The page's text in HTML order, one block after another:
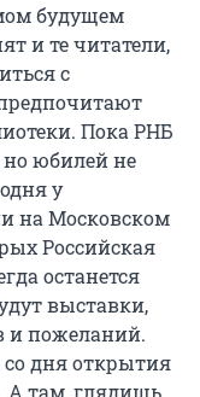
будущем
и те читатели,
с
Пока РНБ
юбилей не
у
на Московском
Российская
останется
выставки,
и пожеланий.
со дня открытия
А там, глядишь,